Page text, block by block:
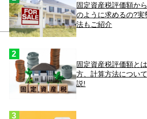
固定資産税評価額か
のように求めるの?実
法もご紹介
固定資産税評価額と
方、計算方法につい
説!